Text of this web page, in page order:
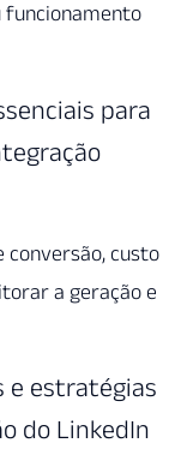
funcionamento
para
custo
a geração e
e estratégias
do LinkedIn